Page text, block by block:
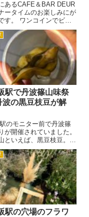
あるCAFE＆BAR DEUR
ータイムのお楽しみにが
す。 ワンコインでビー
まみが選べるので、ちょ
から帰る途中の電車の待
どに利用できますよ。
にはソーセージも選べる
ょっと小腹すき...
駅で丹波篠山味祭
波の黒豆枝豆が解
のモニター前で丹波篠
が開催されていました。
といえば、黒豆枝豆。
も解禁して、試食ができ
。 先輩OLねこ 黒豆枝豆
ホクしていておいしい
食べてみるべきよ。 JR
交通カードICO...
駅の穴場のフラワ